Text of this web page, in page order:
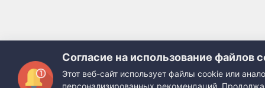
Согласие на использование файлов
Этот веб-сайт использует файлы cookie или
персонализированных рекомендаций.